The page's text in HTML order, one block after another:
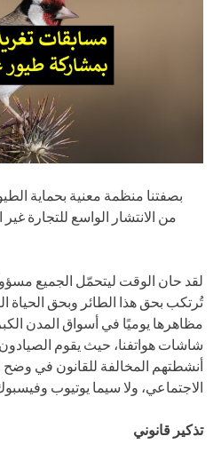
بصفتنا منظمة معنية بحماية
من الانتشار الواسع للتجارة
لقد حان الوقت ليتحمّل الجميع
تُرتكب بحق هذا الطائر وبحق الحياة
مظاهرها يوميًا في أسواق المدن
شاشات هواتفنا، حيث يقوم الصيادون
أنشطتهم المخالفة للقانون في وضح
الاجتماعي، ولا سيما يوتيوب
تذكير قانوني